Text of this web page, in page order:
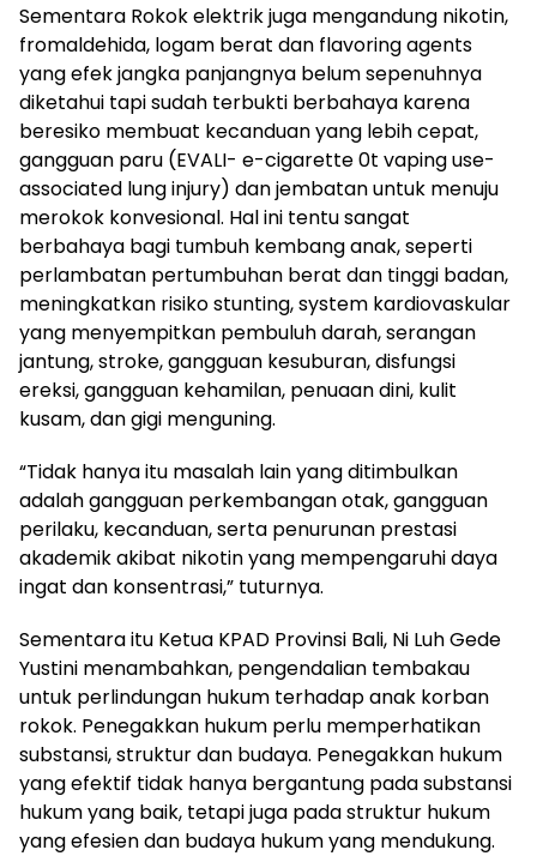
Sementara Rokok elektrik juga mengandung nikotin,
fromaldehida, logam berat dan flavoring agents
yang efek jangka panjangnya belum sepenuhnya
diketahui tapi sudah terbukti berbahaya karena
beresiko membuat kecanduan yang lebih cepat,
gangguan paru (EVALI- e-cigarette 0t vaping use-
associated lung injury) dan jembatan untuk menuju
merokok konvesional. Hal ini tentu sangat
berbahaya bagi tumbuh kembang anak, seperti
perlambatan pertumbuhan berat dan tinggi badan,
meningkatkan risiko stunting, system kardiovaskular
yang menyempitkan pembuluh darah, serangan
jantung, stroke, gangguan kesuburan, disfungsi
ereksi, gangguan kehamilan, penuaan dini, kulit
kusam, dan gigi menguning.
“Tidak hanya itu masalah lain yang ditimbulkan
adalah gangguan perkembangan otak, gangguan
perilaku, kecanduan, serta penurunan prestasi
akademik akibat nikotin yang mempengaruhi daya
ingat dan konsentrasi,” tuturnya.
Sementara itu Ketua KPAD Provinsi Bali, Ni Luh Gede
Yustini menambahkan, pengendalian tembakau
untuk perlindungan hukum terhadap anak korban
rokok. Penegakkan hukum perlu memperhatikan
substansi, struktur dan budaya. Penegakkan hukum
yang efektif tidak hanya bergantung pada substansi
hukum yang baik, tetapi juga pada struktur hukum
yang efesien dan budaya hukum yang mendukung.